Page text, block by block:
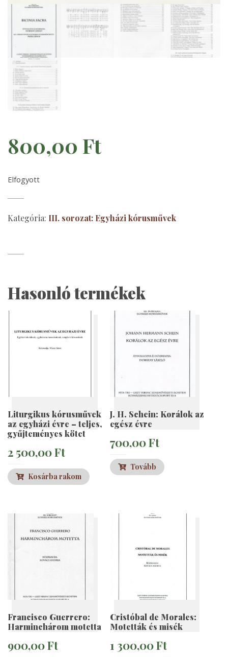
800,00 Ft
Elfogyott
Kategória: III. sorozat: Egyházi kórusművek
Hasonló termékek
Liturgikus kórusművek
az egyházi évre – teljes,
gyűjteményes kötet
2 500,00Ft
Kosárba rakom
J. H. Schein: Korálok az
egész évre
700,00Ft
Tovább
Francisco Guerrero:
Harminchárom motetta
900,00Ft
Cristóbal de Morales:
Motetták és misék
1 300,00Ft